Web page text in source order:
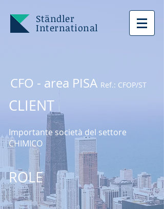
Ständler
International
CFO - area PISA Ref.: CFOP/ST
CLIENT
Importante società del settore
CHIMICO
ROLE